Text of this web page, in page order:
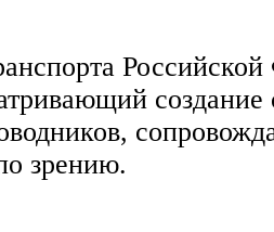
создание
зрению.